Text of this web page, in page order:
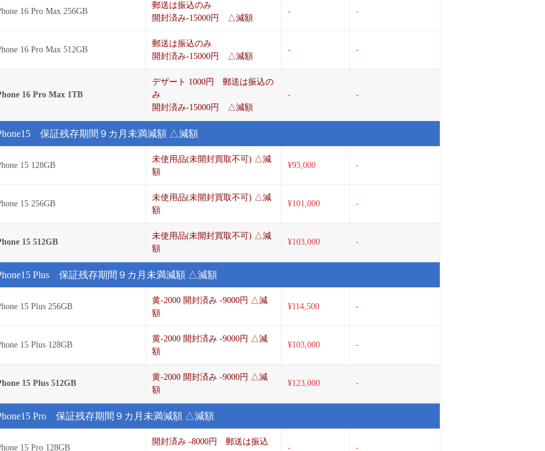
16 Pro Max 256GB
郵送は振込のみ
開封済み-15000円 △減額
- -
16 Pro Max 512GB
郵送は振込のみ
開封済み-15000円 △減額
- -
16 Pro Max 1TB
デザート 1000円 郵送は振込の
み
開封済み-15000円 △減額
- -
保証残存期間９カ月未満減額 △減額
15 128GB
未使用品(未開封買取不可) △減
額
¥93,000 -
15 256GB
未使用品(未開封買取不可) △減
額
¥101,000 -
15 512GB
未使用品(未開封買取不可) △減
額
¥103,000 -
Plus 保証残存期間９カ月未満減額 △減額
15 Plus 256GB
黄-2000 開封済み -9000円 △減
額
¥114,500 -
15 Plus 128GB
黄-2000 開封済み -9000円 △減
額
¥103,000 -
15 Plus 512GB
黄-2000 開封済み -9000円 △減
額
¥123,000 -
Pro 保証残存期間９カ月未満減額 △減額
15 Pro 128GB
開封済み -8000円 郵送は振込
- -